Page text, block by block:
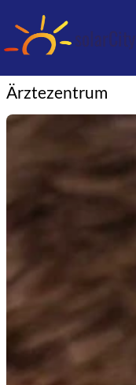
solarCity
Ärztezentrum